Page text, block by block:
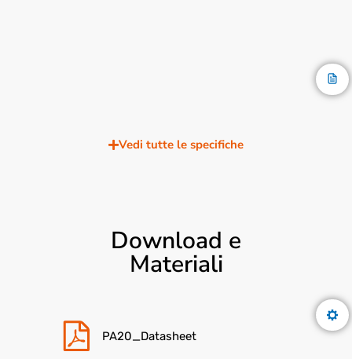
Vedi tutte le specifiche
Download e
Materiali
PA20_Datasheet